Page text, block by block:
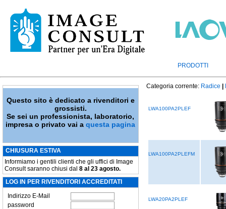
PRODOTTI
Questo sito è dedicato a rivenditori e
grossisti.
Se sei un professionista, laboratorio,
impresa o privato vai aquesta pagina
CHIUSURA ESTIVA
Informiamo i gentili clienti che gli uffici di Image
Consult saranno chiusi dal 8 al 23 agosto.
LOG IN PER RIVENDITORI ACCREDITATI
Indirizzo E-Mail
password
Categoria corrente: Radice
LWA100PA2PLEF
LWA100PA2PLEFM
LWA20PA2PLEF